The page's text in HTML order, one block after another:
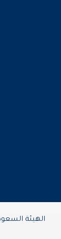
الهيئة